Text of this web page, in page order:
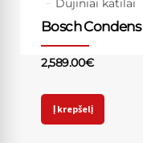
Dujiniai katilai
Bosch
2,589.00€
Į krepšelį